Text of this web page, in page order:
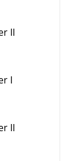
II
I
II